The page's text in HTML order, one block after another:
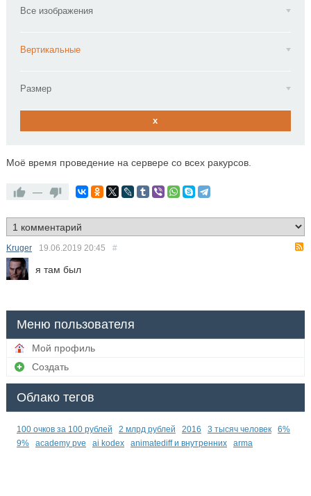
Все изображения
Вертикальные
Размер
x
Моё время проведение на сервере со всех ракурсов.
—
Kruger 19.06.2019 20:45 #
я там был
Меню пользователя
Мой профиль
Создать
Облако тегов
100 очков за 100 рублей 2 млрд рублей 2016 3 тысяч человек
6%
9%
academy pve ai kodex animatediff и внутренних arma